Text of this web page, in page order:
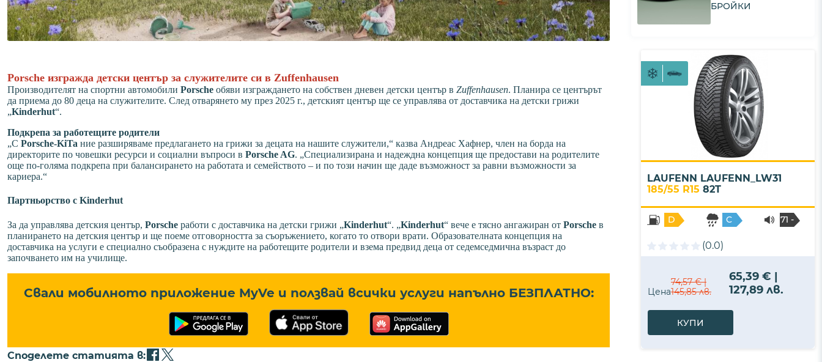
Porsche изгражда детски център за служителите си в Zuffenhausen
Производителят на спортни автомобили Porsche обяви изграждането на собствен дневен детски център в Zuffenhausen. Планира се центърът
да приема до 80 деца на служителите. След отварянето му през 2025 г., детският център ще се управлява от доставчика на детски грижи
„Kinderhut“.
Подкрепа за работещите родители
„С Porsche-KiTa ние разширяваме предлагането на грижи за децата на нашите служители,“ казва Андреас Хафнер, член на борда на
директорите по човешки ресурси и социални въпроси в Porsche AG. „Специализирана и надеждна концепция ще предостави на родителите
още по-голяма подкрепа при балансирането на работата и семейството – и по този начин ще даде възможност за равни възможности за
кариера.“
Партньорство с Kinderhut
За да управлява детския център, Porsche работи с доставчика на детски грижи „Kinderhut“. „Kinderhut“ вече е тясно ангажиран от Porsche в
планирането на детския център и ще поеме отговорността за съоръжението, когато то отвори врати. Образователната концепция на
доставчика на услуги е специално съобразена с нуждите на работещите родители и взема предвид деца от седемседмична възраст до
започването им на училище.
Свали мобилното приложение MyVe и ползвай всички услуги напълно БЕЗПЛАТНО:
Споделете статията в:
БРОЙКИ
LAUFENN LAUFENN_LW31
185/55 R15 82T
D C
71 -
(0.0)
Цена
74,57 € |
145,85 лв.
65,39 € |
127,89 лв.
КУПИ